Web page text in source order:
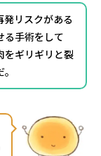
リスクがある
る手術をして
をギリギリと裂